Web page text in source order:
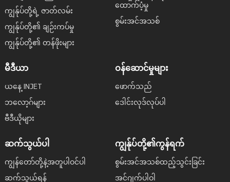
ကျွန်ုပ်တို့ရဲ့ ဇာတ်လမ်း
ကျွန်ုပ်တို့၏ ချဉ်းကပ်မှု
ကျွန်ုပ်တို့၏ တန်ဖိုးများ
ထောက်ပံ့မှု
စွမ်းအင်အသစ်
မီဒီယာ
ယနေ့ INJET
ဘလော့ဂ်များ
ဗီဒီယိုများ
ဝန်ဆောင်မှုများ
ဖောက်သည်
ဒေါင်းလုဒ်လုပ်ပါ
ဆက်သွယ်ပါ
ကျွန်တော်တို့နဲ့အတူပါဝင်ပါ
ဆက်သွယ်ရန်
ကျွန်ုပ်တို့၏ကွန်ရက်
စွမ်းအင်အသစ်ထည့်သွင်းခြင်း
အင်ဂျက်ပါဝါ